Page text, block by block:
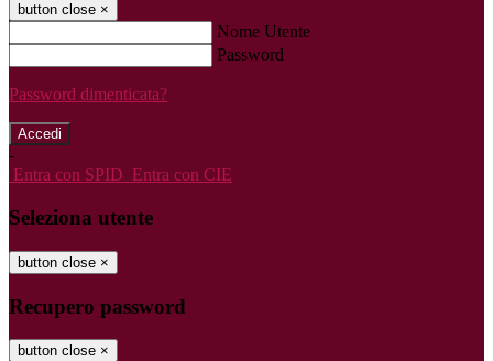
button close ×
Nome Utente
Password
Password dimenticata?
-
Entra con SPID Entra con CIE
Seleziona utente
button close ×
Recupero password
button close ×